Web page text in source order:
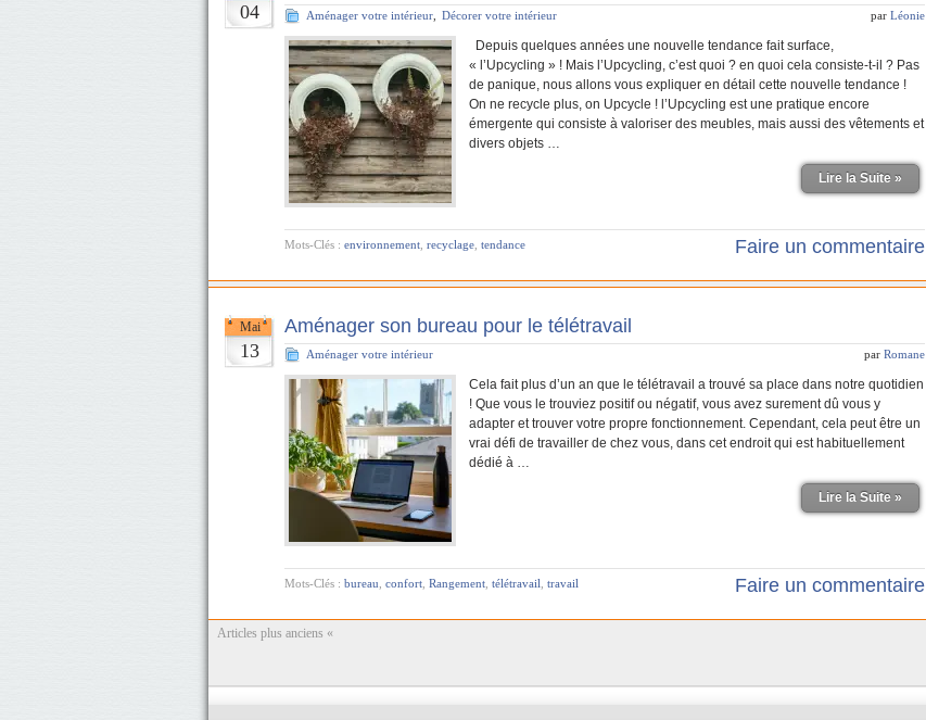
04 Aménager votre intérieur Décorer votre intérieur par Léonie
Depuis quelques années une nouvelle tendance fait surface,
« l’Upcycling » ! Mais l’Upcycling, c’est quoi ? en quoi cela consiste-t-il ? Pas
de panique, nous allons vous expliquer en détail cette nouvelle tendance !
On ne recycle plus, on Upcycle ! l’Upcycling est une pratique encore
émergente qui consiste à valoriser des meubles, mais aussi des vêtements et
divers objets …
Lire la Suite »
Mots-Clés : environnement recyclage tendance Faire un commentaire
Mai
13
Aménager son bureau pour le télétravail
Aménager votre intérieur par Romane
Cela fait plus d’un an que le télétravail a trouvé sa place dans notre quotidien
! Que vous le trouviez positif ou négatif, vous avez surement dû vous y
adapter et trouver votre propre fonctionnement. Cependant, cela peut être un
vrai défi de travailler de chez vous, dans cet endroit qui est habituellement
dédié à …
Lire la Suite »
Mots-Clés : bureau confort Rangement télétravail travail Faire un commentaire
Articles plus anciens «